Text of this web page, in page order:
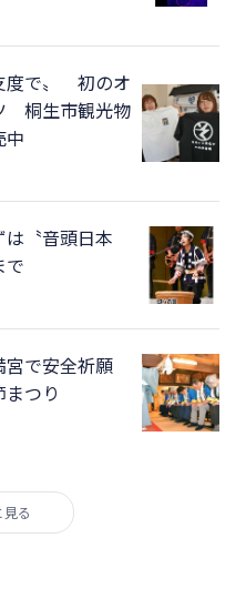
度で〟 初のオ
桐生市観光物
中
〝音頭日本
で
で安全祈願
つり
見る